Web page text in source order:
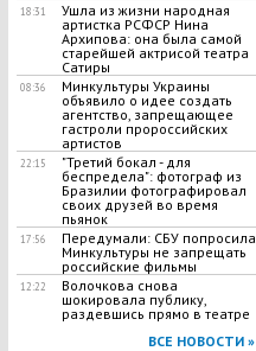
18:31
Ушла из жизни народная
артистка РСФСР Нина
Архипова: она была самой
старейшей актрисой театра
Сатиры
08:36
Минкультуры Украины
объявило о идее создать
агентство, запрещающее
гастроли пророссийских
артистов
22:15
"Третий бокал - для
беспредела": фотограф из
Бразилии фотографировал
своих друзей во время
пьянок
17:56
Передумали: СБУ попросила
Минкультуры не запрещать
российские фильмы
12:22
Волочкова снова
шокировала публику,
раздевшись прямо в театре
ВСЕ НОВОСТИ »